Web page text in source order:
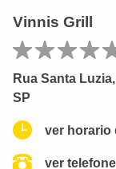
Vinnis Grill
Rua Santa
SP
ver horario
ver telefone